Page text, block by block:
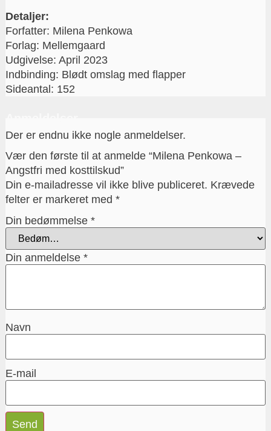
Detaljer:
Forfatter: Milena Penkowa
Forlag: Mellemgaard
Udgivelse: April 2023
Indbinding: Blødt omslag med flapper
Sideantal: 152
Der er endnu ikke nogle anmeldelser.
Vær den første til at anmelde “Milena Penkowa –
Angstfri med kosttilskud”
Din e-mailadresse vil ikke blive publiceret. Krævede
felter er markeret med *
Din bedømmelse *
Din anmeldelse *
Navn
E-mail